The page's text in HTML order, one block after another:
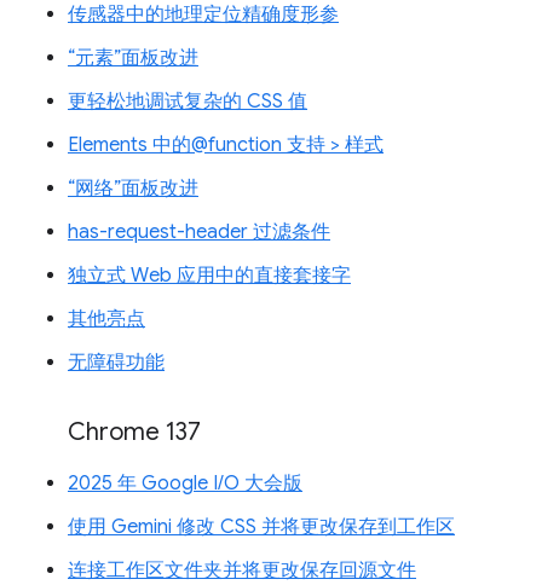
传感器中的地理定位精确度形参
“元素”面板改进
更轻松地调试复杂的 CSS 值
Elements 中的@function 支持 > 样式
“网络”面板改进
has-request-header 过滤条件
独立式 Web 应用中的直接套接字
其他亮点
无障碍功能
Chrome 137
2025 年 Google I/O 大会版
使用 Gemini 修改 CSS 并将更改保存到工作区
连接工作区文件夹并将更改保存回源文件